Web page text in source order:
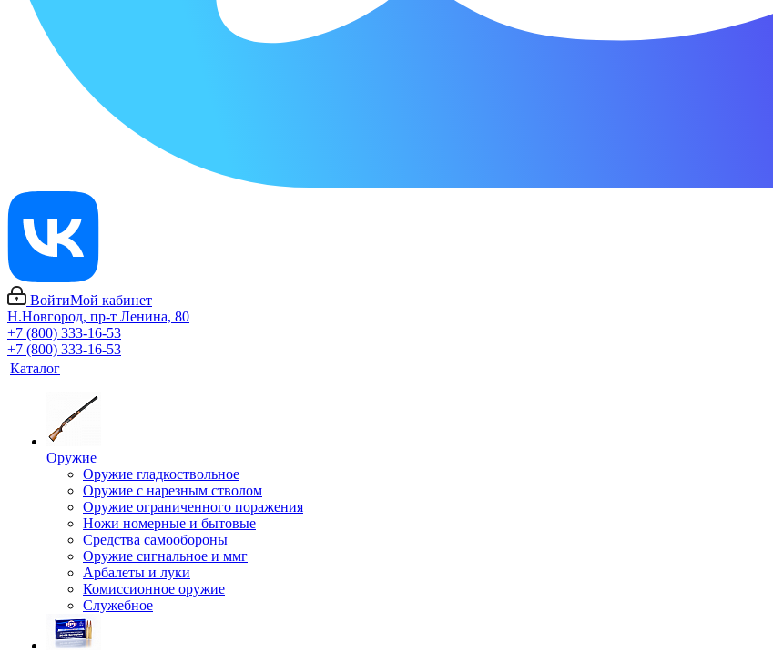
ВойтиМой кабинет
Н.Новгород, пр-т Ленина, 80
+7 (800) 333-16-53
+7 (800) 333-16-53
Каталог
Оружие
Оружие гладкоствольное
Оружие с нарезным стволом
Оружие ограниченного поражения
Ножи номерные и бытовые
Средства самообороны
Оружие сигнальное и ммг
Арбалеты и луки
Комиссионное оружие
Служебное